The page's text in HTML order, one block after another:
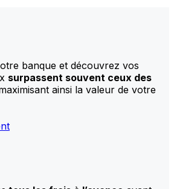
banque et découvrez vos
surpassent souvent ceux des
ainsi la valeur de votre